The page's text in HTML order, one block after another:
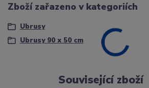
Zboží zařazeno v kategoriích
Ubrusy
Ubrusy 90 x 50 cm
Související zboží